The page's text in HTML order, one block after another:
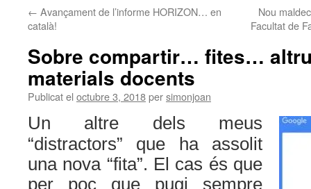
← Avançament de l’informe HORIZON… en
català!
Nou
Facultat de
Sobre compartir… fites…
materials docents
Publicat el octubre 3, 2018persimonjoan
Un altre dels meus
“distractors” que ha assolit
una nova “fita”. El cas és que
per poc que pugi sempre